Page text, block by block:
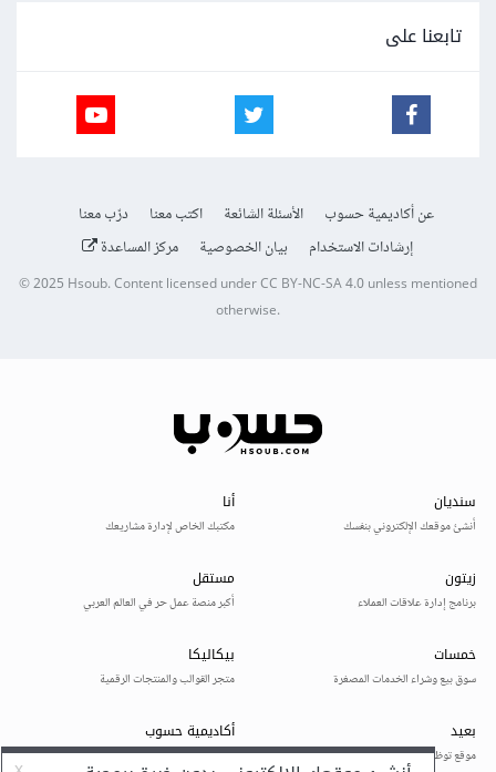
تابعنا على
عن أكاديمية حسوب الأسئلة الشائعة اكتب معنا
درّب معنا
إرشادات الاستخدام
بيان الخصوصية مركز المساعدة
© 2025Hsoub.Content licensed underCC BY-NC-SA 4.0unless mentioned
otherwise.